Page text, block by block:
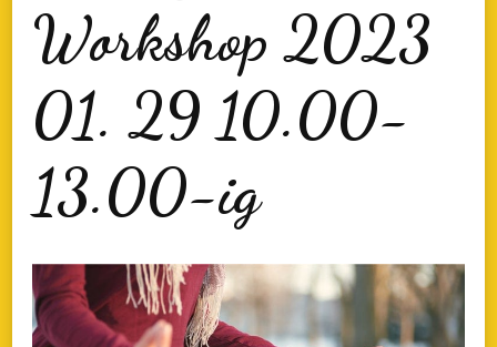
Workshop 2023
01. 29 10.00-
13.00-ig